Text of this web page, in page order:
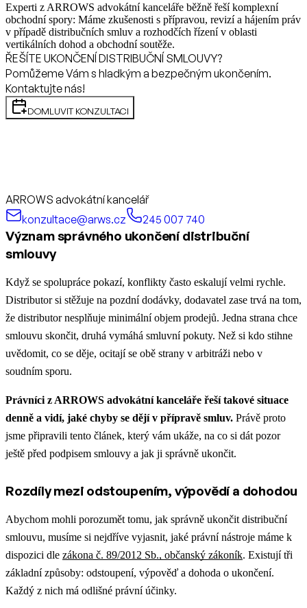
Experti z ARROWS advokátní kanceláře běžně řeší komplexní
obchodní spory: Máme zkušenosti s přípravou, revizí a hájením práv
v případě distribučních smluv a rozhodčích řízení v oblasti
vertikálních dohod a obchodní soutěže.
ŘEŠÍTE UKONČENÍ DISTRIBUČNÍ SMLOUVY?
Pomůžeme Vám s hladkým a bezpečným ukončením.
Kontaktujte nás!
DOMLUVIT KONZULTACI
ARROWS advokátní kancelář
konzultace@arws.cz
245 007 740
Význam správného ukončení distribuční
smlouvy
Když se spolupráce pokazí, konflikty často eskalují velmi rychle.
Distributor si stěžuje na pozdní dodávky, dodavatel zase trvá na tom,
že distributor nesplňuje minimální objem prodejů. Jedna strana chce
smlouvu skončit, druhá vymáhá smluvní pokuty. Než si kdo stihne
uvědomit, co se děje, ocitají se obě strany v arbitráži nebo v
soudním sporu.
Právníci z ARROWS advokátní kanceláře řeší takové situace
denně a vidí, jaké chyby se dějí v přípravě smluv. Právě proto
jsme připravili tento článek, který vám ukáže, na co si dát pozor
ještě před podpisem smlouvy a jak ji správně ukončit.
Rozdíly mezi odstoupením, výpovědí a dohodou
Abychom mohli porozumět tomu, jak správně ukončit distribuční
smlouvu, musíme si nejdříve vyjasnit, jaké právní nástroje máme k
dispozici dle zákona č. 89/2012 Sb., občanský zákoník. Existují tři
základní způsoby: odstoupení, výpověď a dohoda o ukončení.
Každý z nich má odlišné právní účinky.